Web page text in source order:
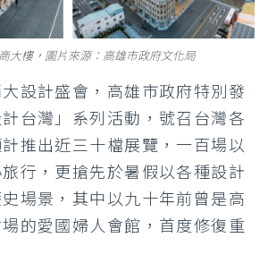
大樓，圖片來源：高雄市政府文化局
設計盛會，高雄市政府特別發
台灣」系列活動，號召台灣各
推出近三十檔展覽，一百場以
旅行，更搶先於暑假以各種設計
場景，其中以九十年前曾是高
的愛國婦人會館，首度修復重